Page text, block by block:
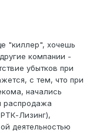
"киллер", хочешь
компании -
убытков при
с тем, что при
начались
распродажа
Лизинг),
деятельностью